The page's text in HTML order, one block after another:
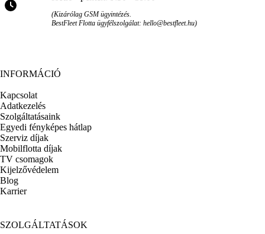
(Kizárólag GSM ügyintézés.
BestFleet Flotta ügyfélszolgálat: hello@bestfleet.hu)
INFORMÁCIÓ
Kapcsolat
Adatkezelés
Szolgáltatásaink
Egyedi fényképes hátlap
Szerviz díjak
Mobilflotta díjak
TV csomagok
Kijelzővédelem
Blog
Karrier
SZOLGÁLTATÁSOK